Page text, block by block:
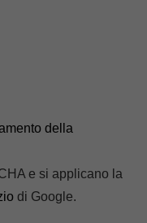
della
e si applicano la
di Google.